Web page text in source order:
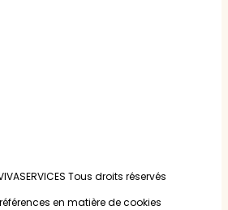
Tous droits réservés
en matière de cookies